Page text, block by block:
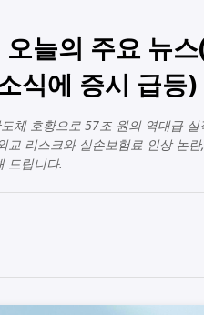
늘의 주요 뉴
식에 증시 급등)
체 호황으로 57조 원의 역대급
리스크와 실손보험료 인상 논
드립니다.